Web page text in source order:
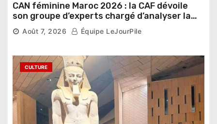
CAN féminine Maroc 2026 : la CAF dévoile
son groupe d’experts chargé d’analyser la
compétition
Août 7, 2026 Équipe LeJourPile
CULTURE